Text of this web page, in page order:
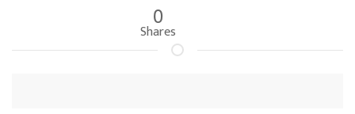
0
Shares